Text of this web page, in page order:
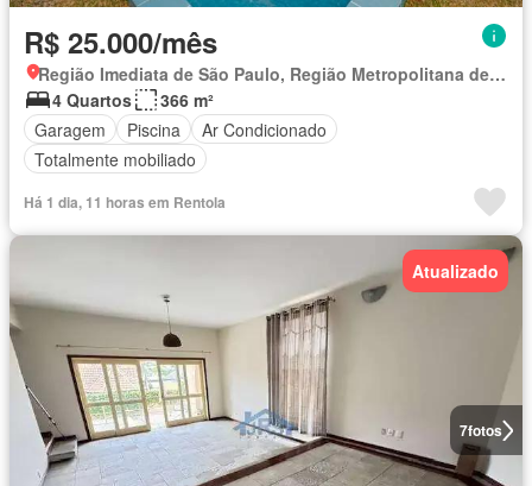
R$ 25.000/mês
Região Imediata de São Paulo, Região Metropolitana de São Paulo
4 Quartos
366 m²
Garagem
Piscina
Ar Condicionado
Totalmente mobiliado
Há 1 dia, 11 horas em Rentola
7fotos
Atualizado